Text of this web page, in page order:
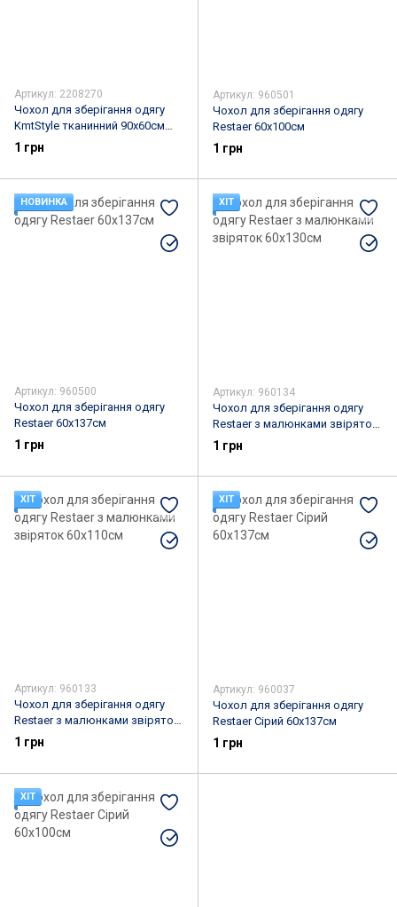
Артикул: 2208270
Чохол для зберігання одягу
KmtStyle тканинний 90х60см
Блакитний
1 грн
Артикул: 960501
Чохол для зберігання одягу
Restaer 60х100см
1 грн
НОВИНКА
Артикул: 960500
Чохол для зберігання одягу
Restaer 60х137см
1 грн
ХІТ
Артикул: 960134
Чохол для зберігання одягу
Restaer з малюнками звіряток
60х130см
1 грн
ХІТ
Артикул: 960133
Чохол для зберігання одягу
Restaer з малюнками звіряток
60х110см
1 грн
ХІТ
Артикул: 960037
Чохол для зберігання одягу
Restaer Сірий 60х137см
1 грн
ХІТ